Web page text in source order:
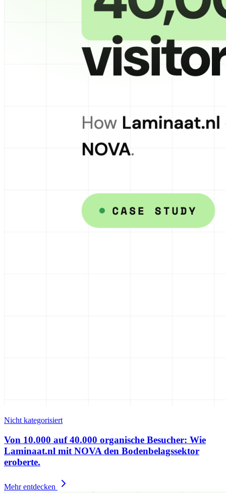
Nicht kategorisiert
Von 10.000 auf 40.000 organische Besucher: Wie
Laminaat.nl mit NOVA den Bodenbelagssektor
eroberte.
Mehr entdecken